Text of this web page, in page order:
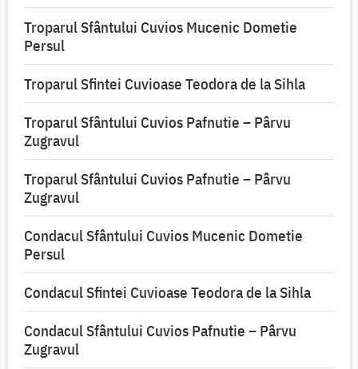
Troparul Sfântului Cuvios Mucenic Dometie
Persul
Troparul Sfintei Cuvioase Teodora de la Sihla
Troparul Sfântului Cuvios Pafnutie – Pârvu
Zugravul
Troparul Sfântului Cuvios Pafnutie – Pârvu
Zugravul
Condacul Sfântului Cuvios Mucenic Dometie
Persul
Condacul Sfintei Cuvioase Teodora de la Sihla
Condacul Sfântului Cuvios Pafnutie – Pârvu
Zugravul